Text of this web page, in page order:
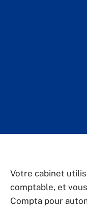
Votre cabinet
comptable, et
Compta pour